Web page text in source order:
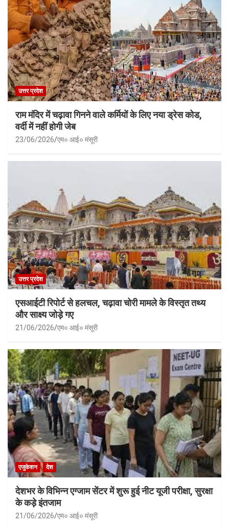
उत्तर प्रदेश
राम मंदिर में चढ़ावा गिनने वाले कर्मियों के लिए नया ड्रेस कोड,
वर्दी में नहीं होगी जेब
23/06/2026 एम० आई० मंसूरी
उत्तर प्रदेश
एसआईटी रिपोर्ट से हलचल, चढ़ावा चोरी मामले के विस्तृत तथ्य
और साक्ष्य जोड़े गए
21/06/2026 एम० आई० मंसूरी
एजुकेशन देश
देशभर के विभिन्न एग्जाम सेंटर में शुरू हुई नीट यूजी परीक्षा, सुरक्षा
के कड़े इंतजाम
21/06/2026 एम० आई० मंसूरी